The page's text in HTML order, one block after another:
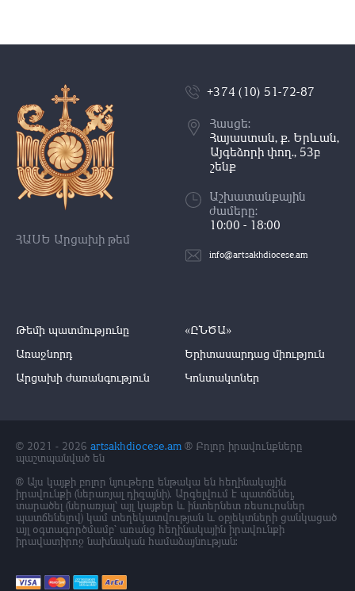
ՀԱՍԵ Արցախի թեմ
Թեմի պատմությունը
Առաջնորդ
Արցախի ժառանգություն
«ԸՆԾԱ»
Երիտասարդաց միություն
Կոնտակտներ
+374 (10) 51-72-87
Հասցե:
Հայաստան, ք. Երևան,
Այգեձորի փող., 53բ
շենք
Աշխատանքային
ժամերը:
10:00 - 18:00
info@artsakhdiocese.am
© 2021 - 2026 artsakhdiocese.am ® Բոլոր իրավունքները
պաշտպանված են
® Այս կայքի բոլոր նյութերը ենթակա են հեղինակային
իրավունքի (ներառյալ դիզայնի). Արգելվում է պատճենել,
տարածել (ներառյալ` այլ կայքեր և ինտերնետ ռեսուրսներ
պատճենելով) կամ տեղեկատվության և օբյեկտների ցանկացած
այլ օգտագործմամբ՝ առանց հեղինակային իրավունքի
իրավատիրոջ նախնական համաձայնության: